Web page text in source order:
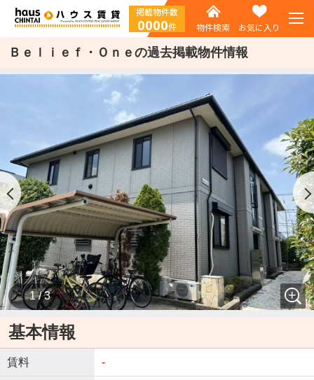
掲載物件数
0000件 物件検索 お気に入り
Ｂｅｌｉｅｆ・Ｏｎｅの過去掲載物件情報
1 / 3
基本情報
賃料 -